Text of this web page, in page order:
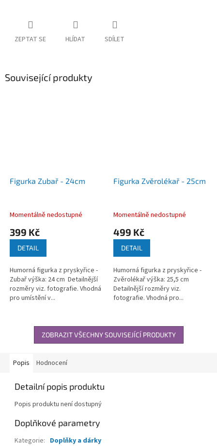
ZEPTAT SE HLÍDAT SDÍLET
Související produkty
Figurka Zubař - 24cm
Momentálně nedostupné
399 Kč
DETAIL
Humorná figurka z pryskyřice -
Zubař výška: 24 cm Detailnější
rozměry viz. fotografie. Vhodná
pro umístění v...
Figurka Zvěrolékař - 25cm
Momentálně nedostupné
499 Kč
DETAIL
Humorná figurka z pryskyřice -
Zvěrolékař výška: 25,5 cm
Detailnější rozměry viz.
fotografie. Vhodná pro...
ZOBRAZIT VŠECHNY SOUVISEJÍCÍ PRODUKTY
Popis Hodnocení
Detailní popis produktu
Popis produktu není dostupný
Doplňkové parametry
Kategorie: Doplňky a dárky